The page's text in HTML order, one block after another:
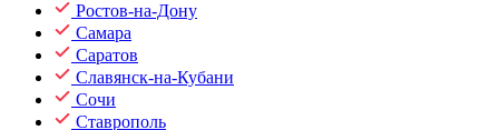
Ростов-на-Дону
Самара
Саратов
Славянск-на-Кубани
Сочи
Ставрополь